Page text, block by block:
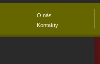
O nás
Kontakty